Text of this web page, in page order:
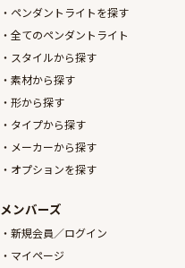
ペンダントライトを探す
全てのペンダントライト
スタイルから探す
素材から探す
形から探す
タイプから探す
メーカーから探す
オプションを探す
メンバーズ
新規会員／ログイン
マイページ